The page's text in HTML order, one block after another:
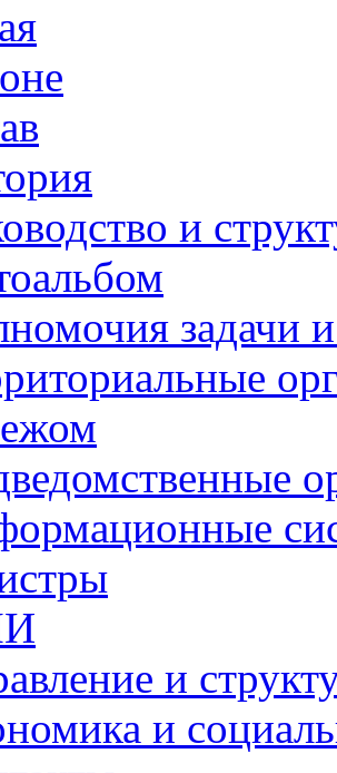
и
задачи
и
и